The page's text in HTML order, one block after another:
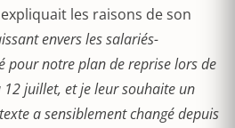
les raisons de son
envers les salariés-
pour notre plan de reprise lors de
12 juillet, et je leur souhaite un
a sensiblement changé depuis